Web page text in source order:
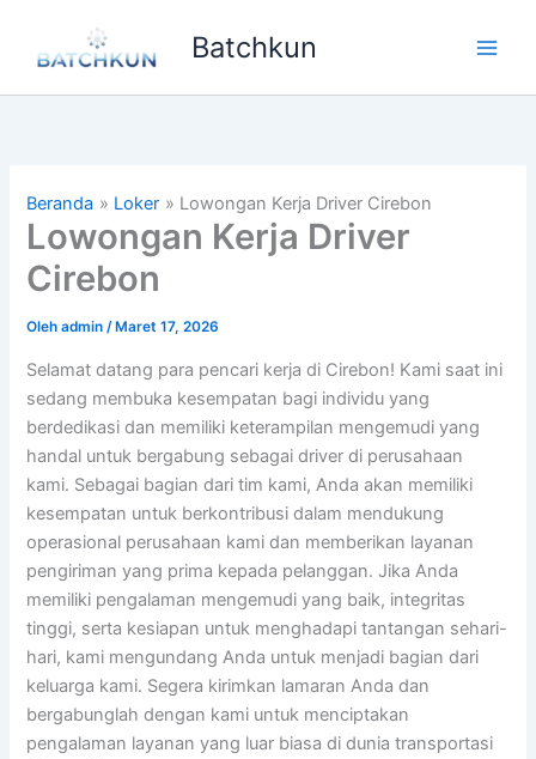
konten
Batchkun
Beranda Loker Lowongan Kerja Driver Cirebon
Lowongan Kerja Driver
Cirebon
Olehadmin/ Maret 17, 2026
Selamat datang para pencari kerja di Cirebon! Kami saat ini
sedang membuka kesempatan bagi individu yang
berdedikasi dan memiliki keterampilan mengemudi yang
handal untuk bergabung sebagai driver di perusahaan
kami. Sebagai bagian dari tim kami, Anda akan memiliki
kesempatan untuk berkontribusi dalam mendukung
operasional perusahaan kami dan memberikan layanan
pengiriman yang prima kepada pelanggan. Jika Anda
memiliki pengalaman mengemudi yang baik, integritas
tinggi, serta kesiapan untuk menghadapi tantangan sehari-
hari, kami mengundang Anda untuk menjadi bagian dari
keluarga kami. Segera kirimkan lamaran Anda dan
bergabunglah dengan kami untuk menciptakan
pengalaman layanan yang luar biasa di dunia transportasi